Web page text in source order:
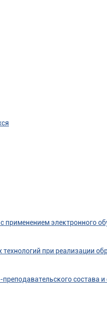
применением электронного
при реализации